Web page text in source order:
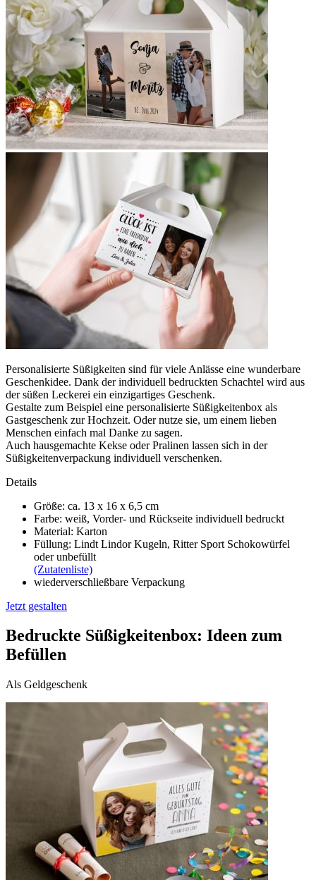
Personalisierte Süßigkeiten sind für viele Anlässe eine wunderbare
Geschenkidee. Dank der individuell bedruckten Schachtel wird aus
der süßen Leckerei ein einzigartiges Geschenk.
Gestalte zum Beispiel eine personalisierte Süßigkeitenbox als
Gastgeschenk zur Hochzeit. Oder nutze sie, um einem lieben
Menschen einfach mal Danke zu sagen.
Auch hausgemachte Kekse oder Pralinen lassen sich in der
Süßigkeitenverpackung individuell verschenken.
Details
Größe: ca. 13 x 16 x 6,5 cm
Farbe: weiß, Vorder- und Rückseite individuell bedruckt
Material: Karton
Füllung: Lindt Lindor Kugeln, Ritter Sport Schokowürfel
oder unbefüllt
(Zutatenliste)
wiederverschließbare Verpackung
Jetzt gestalten
Bedruckte Süßigkeitenbox: Ideen zum
Befüllen
Als Geldgeschenk